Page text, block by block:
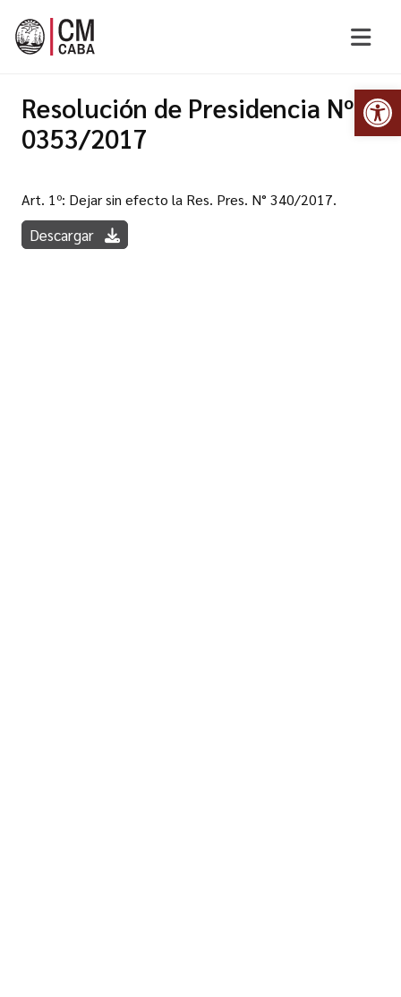
Resolución de Presidencia Nº
0353/2017
Art. 1º: Dejar sin efecto la Res. Pres. N° 340/2017.
Descargar